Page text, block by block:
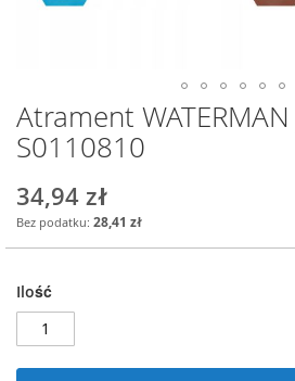
Przejdź
na
początek
Atrament
S0110810
34,94 zł
28,41 zł
Ilość